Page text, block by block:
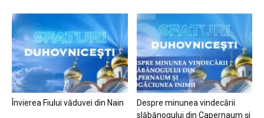
Învierea Fiului văduvei din Nain
Despre minunea vindecării
slăbănogului din Capernaum și